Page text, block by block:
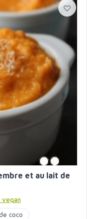
et au lait de
vegan
coco